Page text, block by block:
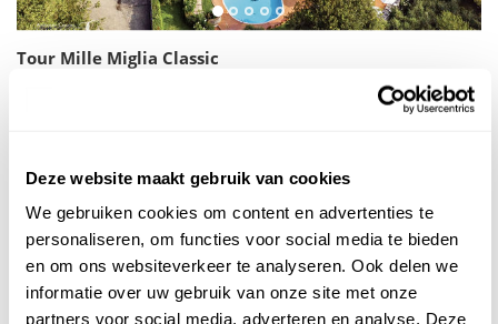
Deze website maakt gebruik van cookies
We gebruiken cookies om content en advertenties te
personaliseren, om functies voor social media te bieden
en om ons websiteverkeer te analyseren. Ook delen we
informatie over uw gebruik van onze site met onze
partners voor social media, adverteren en analyse. Deze
Tour Mille Miglia Classic
Deze rondreis volgt het parcours van de beroemde 1000
ontdekken. Traditioneel wordt de race in juni verreden.
16 dagen vanaf €1.865 p.p.